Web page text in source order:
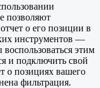
позволяют
о его позиции в
инструментов —
этим
и подключить свой
о позициях вашего
фильтрация.